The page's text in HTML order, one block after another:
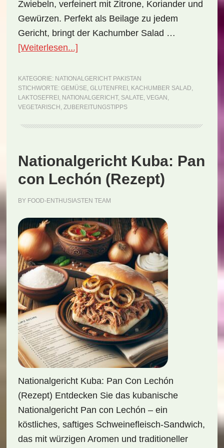
Zwiebeln, verfeinert mit Zitrone, Koriander und
Gewürzen. Perfekt als Beilage zu jedem
Gericht, bringt der Kachumber Salad …
[Weiterlesen...]ÜberNationalgericht
Kachumber
Salad
(Rezept)
KATEGORIE: NATIONALGERICHT PAKISTAN
STICHWORTE: GEMÜSE, GLUTENFREI , KACHUMBER SALAD,
LAKTOSEFREI , NATIONALGERICHT, SALATE, VEGAN ,
VEGETARISCH , ZUBEREITUNGSTIPPS
Nationalgericht Kuba: Pan
con Lechón (Rezept)
BY FOOD-ENTHUSIASTEN TEAM
Nationalgericht Kuba: Pan Con Lechón
(Rezept) Entdecken Sie das kubanische
Nationalgericht Pan con Lechón – ein
köstliches, saftiges Schweinefleisch-Sandwich,
das mit würzigen Aromen und traditioneller